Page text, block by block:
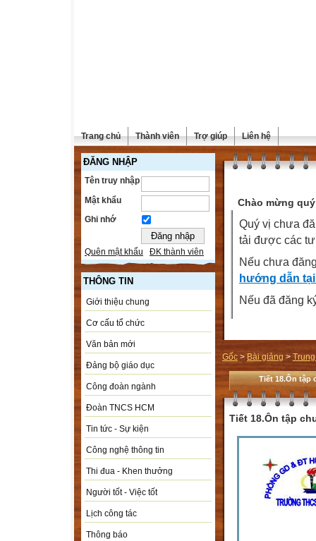
Trang chủ Thành viên Trợ giúp Liên hệ
ĐĂNG NHẬP
Tên truy nhập
Mật khẩu
Ghi nhớ
Quên mật khẩu ĐK thành viên
THÔNG TIN
Giới thiệu chung
Cơ cấu tổ chức
Văn bản mới
Đảng bộ giáo dục
Công đoàn ngành
Đoàn TNCS HCM
Tin tức - Sự kiện
Công nghệ thông tin
Thi đua - Khen thưởng
Người tốt - Việc tốt
Lịch công tác
Thông báo
Chào mừng
Quý vị chưa
tải được các
Nếu chưa
hướng dẫn
Nếu đã đăng
Gốc > Bài giảng >
Tiết 18.Ôn tập
Tiết 18.Ôn tập